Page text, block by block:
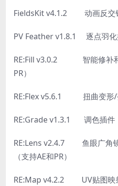
FieldsKit v4.1.2 动画反交错
PV Feather v1.8.1 逐点羽化
RE:Fill v3.0.2 智能修补和
PR）
RE:Flex v5.6.1 扭曲变形/变
RE:Grade v1.3.1 调色插件
RE:Lens v2.4.7 鱼眼广角
（支持AE和PR）
RE:Map v4.2.2 UV贴图映射